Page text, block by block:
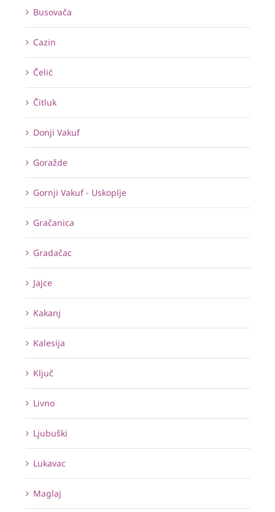
Busovača
Cazin
Čelić
Čitluk
Donji Vakuf
Goražde
Gornji Vakuf - Uskoplje
Gračanica
Gradačac
Jajce
Kakanj
Kalesija
Ključ
Livno
Ljubuški
Lukavac
Maglaj